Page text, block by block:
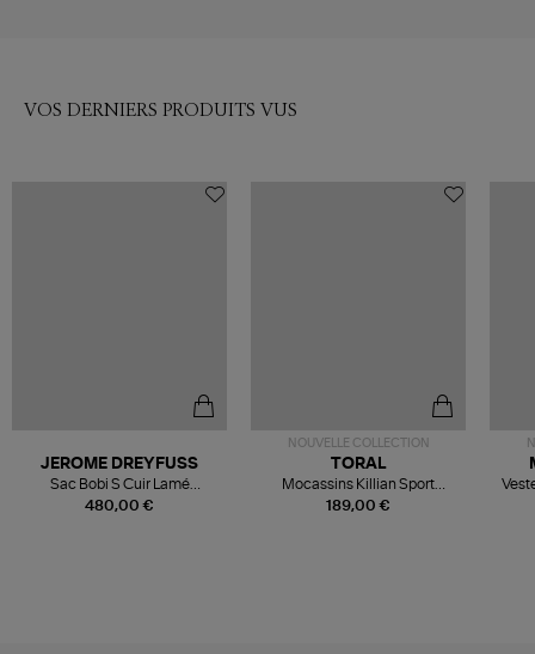
VOS DERNIERS PRODUITS VUS
480,00 €
JEROME DREYFUSS
Sac Bobi S Cuir Lamé
Champagne
NOUVELLE COLLECTION
189,00 €
TORAL
Mocassins Killian Sport
Mousse